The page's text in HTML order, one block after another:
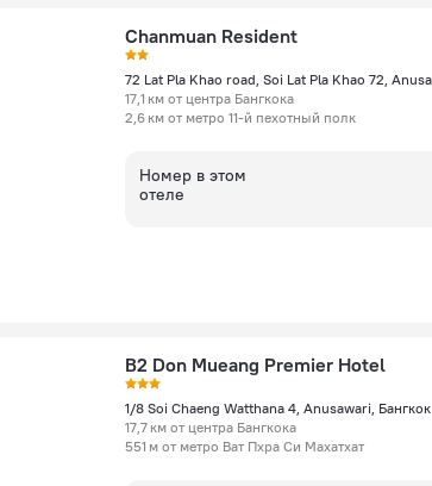
Chanmuan Resident
17,1 км от центра Бангкока
2,6 км от метро 11-й пехотный полк
Номер в этом
отеле
B2 Don Mueang Premier Hotel
1/8 Soi Chaeng Watthana 4, Anusawari, Бангкок
17,7 км от центра Бангкока
551 м от метро Ват Пхра Си Махатхат